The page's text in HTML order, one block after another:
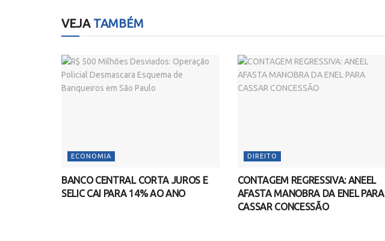
VEJATAMBÉM
ECONOMIA
BANCO CENTRAL CORTA JUROS E
SELIC CAI PARA 14% AO ANO
DIREITO
CONTAGEM REGRESSIVA: ANEEL
AFASTA MANOBRA DA ENEL PARA
CASSAR CONCESSÃO